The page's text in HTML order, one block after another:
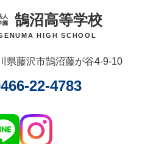
人
園
鵠沼高等学校
HIGH SCHOOL
藤沢市鵠沼藤が谷4‑9‑10